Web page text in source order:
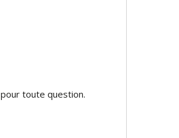
pour toute question.